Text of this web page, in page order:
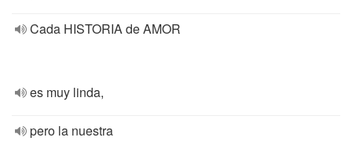
Cada HISTORIA de AMOR
es muy linda,
pero la nuestra